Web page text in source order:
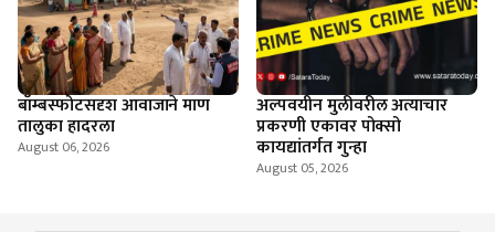
बॉम्बस्फोटसदृश आवाजाने माण
तालुका हादरला
August 06, 2026
अल्पवयीन मुलीवरील अत्याचार
प्रकरणी एकावर पोक्सो
कायद्यांतर्गत गुन्हा
August 05, 2026